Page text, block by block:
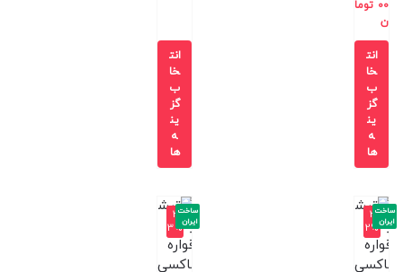
00 توما
ن
انت
خا
ب
گز
ین
ه
ها
انت
خا
ب
گز
ین
ه
ها
-3
2%
ساخت
ایران
-3
3%
ساخت
ایران